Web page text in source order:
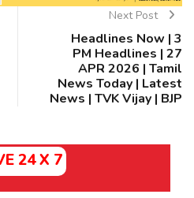
Next Post
Headlines Now | 3
PM Headlines | 27
APR 2026 | Tamil
News Today | Latest
News | TVK Vijay | BJP
24 X 7